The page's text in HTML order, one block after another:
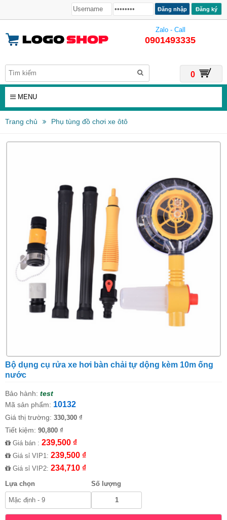
Đăng ký
Zalo - Call
0901493335
0
MENU
Trang chủ Phụ tùng đồ chơi xe ôtô
Bộ dụng cụ rửa xe hơi bàn chải tự dộng kèm 10m ống
nước
Bảo hành: test
Mã sản phẩm: 10132
Giá thị trường: 330,300 ₫
Tiết kiệm: 90,800 ₫
Giá bán : 239,500 ₫
Giá sỉ VIP1: 239,500 ₫
Giá sỉ VIP2: 234,710 ₫
Lựa chọn Số lượng